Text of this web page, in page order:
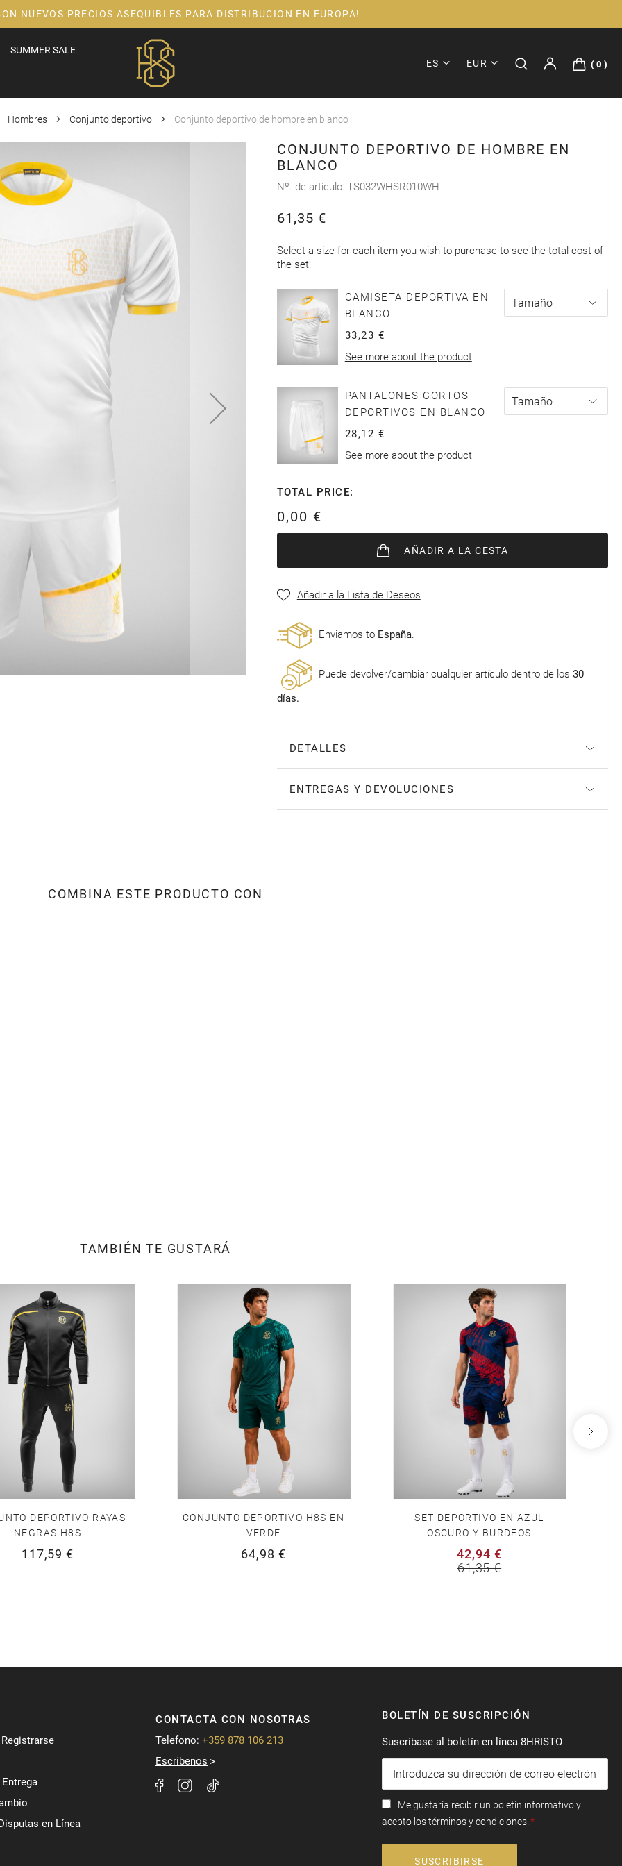
NUEVOS PRECIOS ASEQUIBLES PARA DISTRIBUCION EN EUROPA!
SUMMER SALE
ES EUR 0
Hombres Conjunto deportivo Conjunto deportivo de hombre en blanco
CONJUNTO DEPORTIVO DE HOMBRE EN
BLANCO
Nº. de artículo TS032WHSR010WH
61,35 €
Select a size for each item you wish to purchase to see the total cost of
the set:
CAMISETA DEPORTIVA EN
BLANCO
33,23 €
See more about the product
PANTALONES CORTOS
DEPORTIVOS EN BLANCO
28,12 €
See more about the product
TOTAL PRICE:
0,00 €
AÑADIR A LA CESTA
Añadir a la Lista de Deseos
Enviamos to España.
Puede devolver/cambiar cualquier artículo dentro de los 30
días.
DETALLES
ENTREGAS Y DEVOLUCIONES
COMBINA ESTE PRODUCTO CON
TAMBIÉN TE GUSTARÁ
DEPORTIVO RAYAS
NEGRAS H8S
117,59 €
CONJUNTO DEPORTIVO H8S EN
VERDE
64,98 €
SET DEPORTIVO EN AZUL
OSCURO Y BURDEOS
42,94 €
61,35 €
en Línea
CONTACTA CON NOSOTRAS
Telefono: +359 878 106 213
Escribenos
BOLETÍN DE SUSCRIPCIÓN
Suscríbase al boletín en línea 8HRISTO
Me gustaría recibir un boletín informativo y
acepto los términos y condiciones.
SUSCRIBIRSE